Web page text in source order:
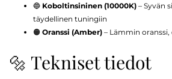
🔵 Koboltinsininen (10000K) – Syvän
täydellinen tuningiin
🟠 Oranssi (Amber) – Lämmin
🔩 Tekniset tiedot